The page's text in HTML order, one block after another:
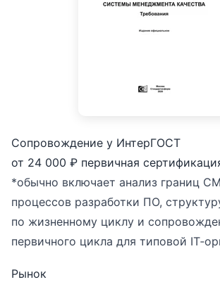
Сопровождение у ИнтерГОСТ
от 24 000 ₽ первичная
*обычно включает анализ границ
процессов разработки ПО,
по жизненному циклу и
первичного цикла для типовой
Рынок